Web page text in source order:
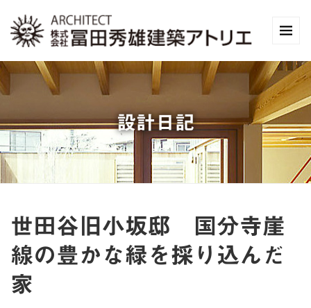
設計日記
世田谷旧小坂邸 国分寺崖
線の豊かな緑を採り込んだ
家